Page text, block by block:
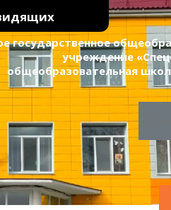
государственное
учреждение
общеобразовательная